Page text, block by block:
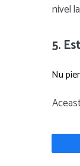
nivel
5.
Nu